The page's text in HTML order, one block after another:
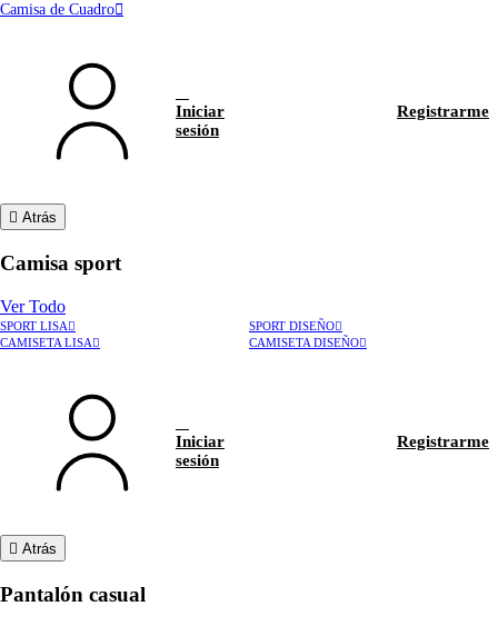
Camisa de Cuadro
Iniciar
sesión
Registrarme
Atrás
Camisa sport
Ver Todo
SPORT LISA
SPORT DISEÑO
CAMISETA LISA
CAMISETA DISEÑO
Iniciar
sesión
Registrarme
Atrás
Pantalón casual